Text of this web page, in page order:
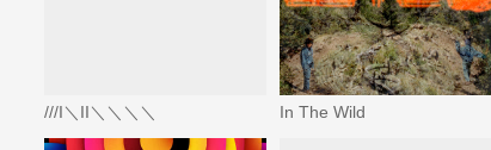
///I＼II＼＼＼＼ In The Wild